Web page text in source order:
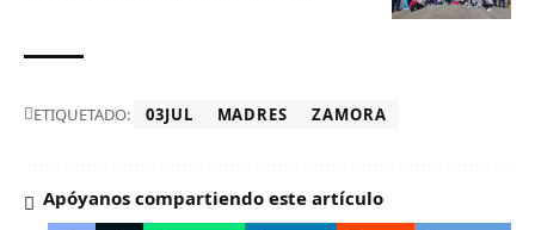
ETIQUETADO: 03JUL MADRES ZAMORA
Apóyanos compartiendo este artículo